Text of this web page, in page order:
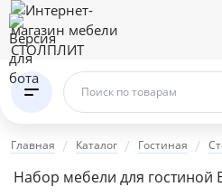
Поиск по товарам
Главная Каталог Гостиная
Набор мебели для гостиной